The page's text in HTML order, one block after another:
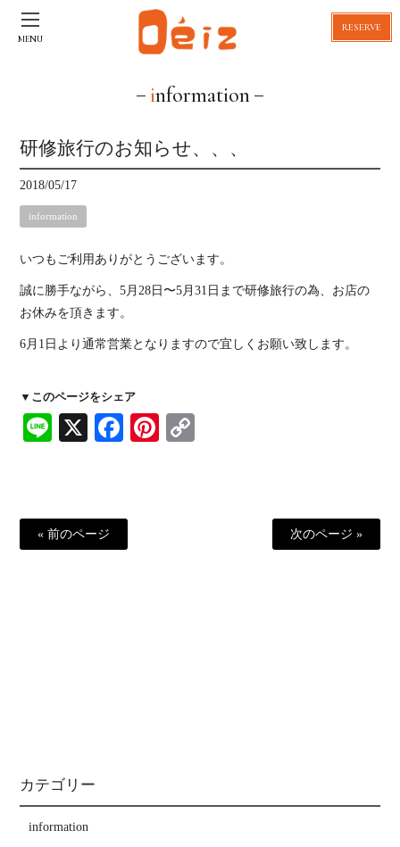
MENU
RESERVE
information
研修旅行のお知らせ、、、
2018/05/17
information
いつもご利用ありがとうございます。
誠に勝手ながら、5月28日〜5月31日まで研修旅行の為、お店の
お休みを頂きます。
6月1日より通常営業となりますので宜しくお願い致します。
▼このページをシェア
LineX Facebook
Pinterest
« 前のページ 次のページ »
カテゴリー
information